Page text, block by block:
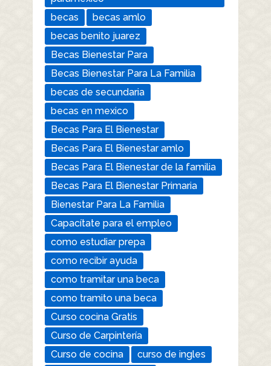
becas
becas amlo
becas benito juarez
Becas Bienestar Para
Becas Bienestar Para La Familia
becas de secundaria
becas en mexico
Becas Para El Bienestar
Becas Para El Bienestar amlo
Becas Para El Bienestar de la familia
Becas Para El Bienestar Primaria
Bienestar Para La Familia
Capacítate para el empleo
como estudiar prepa
como recibir ayuda
como tramitar una beca
como tramito una beca
Curso cocina Gratis
Curso de Carpintería
Curso de cocina
curso de ingles